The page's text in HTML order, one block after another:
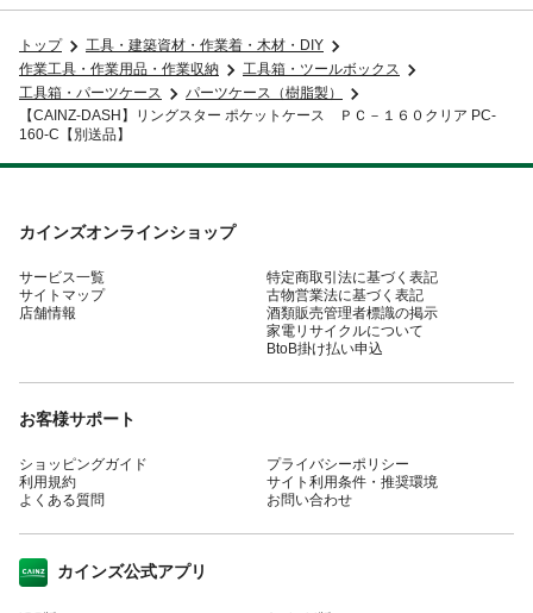
トップ
工具・建築資材・作業着・木材・DIY
作業工具・作業用品・作業収納
工具箱・ツールボックス
工具箱・パーツケース
パーツケース（樹脂製）
【CAINZ-DASH】リングスター ポケットケース ＰＣ－１６０クリア PC-
160-C【別送品】
カインズオンラインショップ
サービス一覧
サイトマップ
店舗情報
特定商取引法に基づく表記
古物営業法に基づく表記
酒類販売管理者標識の掲示
家電リサイクルについて
BtoB掛け払い申込
お客様サポート
ショッピングガイド
利用規約
よくある質問
プライバシーポリシー
サイト利用条件・推奨環境
お問い合わせ
カインズ公式アプリ